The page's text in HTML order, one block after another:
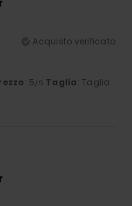
Acquisto verificato
: 5/5 Taglia: Taglia